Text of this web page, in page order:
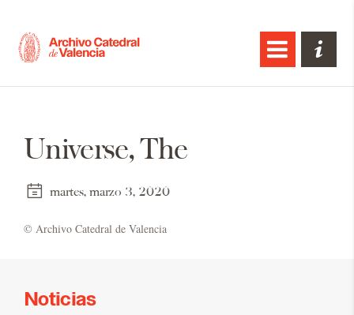
Universe, The
martes, marzo 3, 2020
© Ar­chi­vo Ca­te­dral de Va­len­cia
Noticias